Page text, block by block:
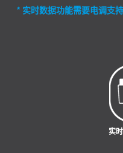
* 实时数据功能需要电调支
实